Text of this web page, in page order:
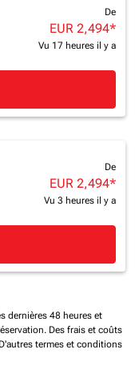
De
EUR 2,494*
Vu 17 heures il y a
De
EUR 2,494*
Vu 3 heures il y a
dernières 48 heures et
Des frais et coûts
D'autres termes et conditions